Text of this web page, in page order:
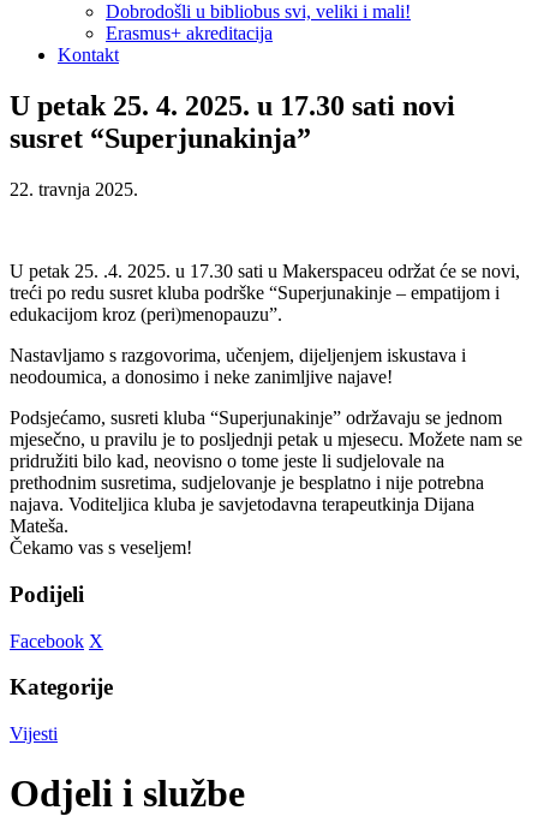
Dobrodošli u bibliobus svi, veliki i mali!
Erasmus+ akreditacija
Kontakt
U petak 25. 4. 2025. u 17.30 sati novi
susret “Superjunakinja”
22. travnja 2025.
U petak 25. .4. 2025. u 17.30 sati u Makerspaceu održat će se novi,
treći po redu susret kluba podrške “Superjunakinje – empatijom i
edukacijom kroz (peri)menopauzu”.
Nastavljamo s razgovorima, učenjem, dijeljenjem iskustava i
neodoumica, a donosimo i neke zanimljive najave!
Podsjećamo, susreti kluba “Superjunakinje” održavaju se jednom
mjesečno, u pravilu je to posljednji petak u mjesecu. Možete nam se
pridružiti bilo kad, neovisno o tome jeste li sudjelovale na
prethodnim susretima, sudjelovanje je besplatno i nije potrebna
najava. Voditeljica kluba je savjetodavna terapeutkinja Dijana
Mateša.
Čekamo vas s veseljem!
Podijeli
Facebook X
Kategorije
Vijesti
Odjeli i službe